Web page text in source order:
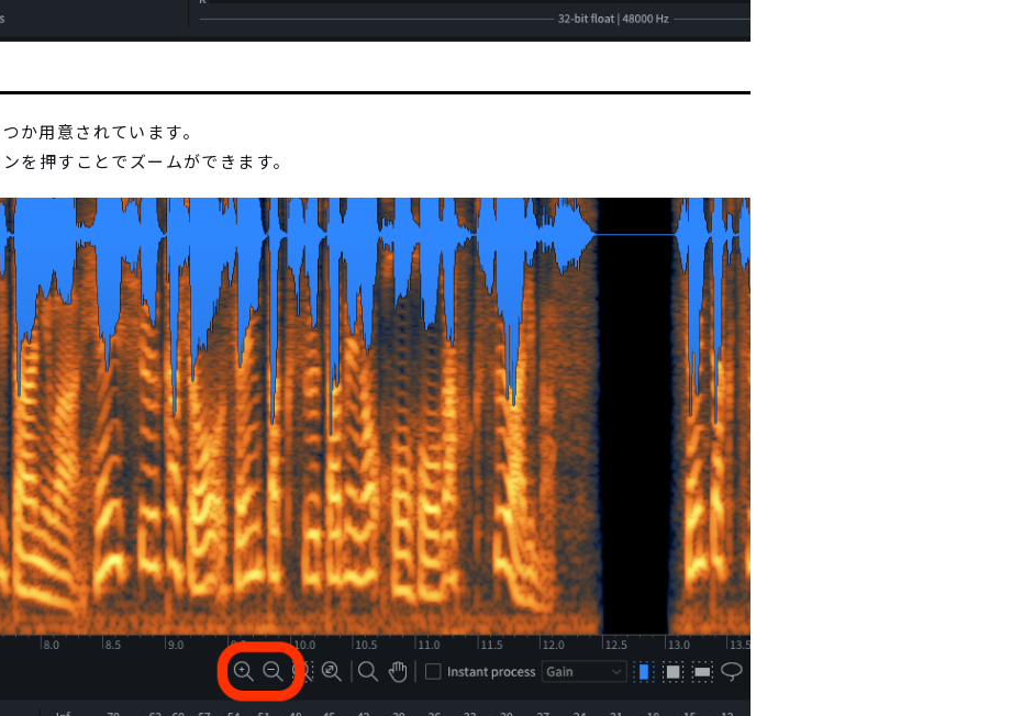
か用意されています。
を押すことでズームができます。